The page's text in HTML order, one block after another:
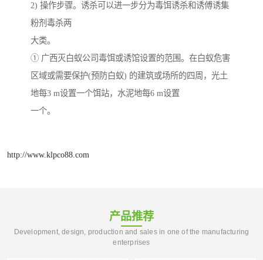
2) 操作步骤。诱杀可以进一步分为毒饵诱杀和诱傅诱集
粉剂毒杀两
大类。
① 广西灭白蚁公司毒饵或诱馆设置的范围。在白蚁危害
区域或需要保护(预防白蚁) 的建筑或场所的四周，光土
地每3 m设置一个饵站，水泥地每6 m设置
一个。
http://www.klpco88.com
产品推荐
Development, design, production and sales in one of the manufacturing
enterprises